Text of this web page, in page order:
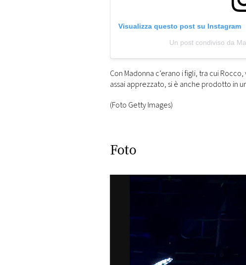
Visualizza questo post su Instagram
Un post condiviso da
Con Madonna c’erano i figli, tra cui
assai apprezzato, si è anche prodotto in
(Foto Getty Images)
Foto